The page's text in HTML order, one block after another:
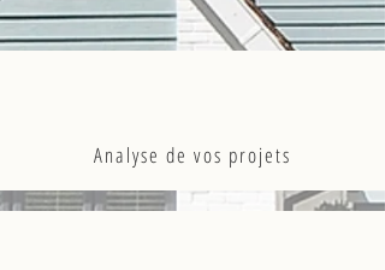
Analyse de vos projets